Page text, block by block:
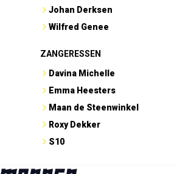
Johan Derksen
Wilfred Genee
ZANGERESSEN
Davina Michelle
Emma Heesters
Maan de Steenwinkel
Roxy Dekker
S10